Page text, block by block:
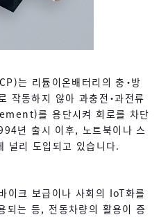
는 리튬이온배터리의 충・방
작동하지 않아 과충전・과전류
를 용단시켜 회로를 차단
년 출시 이후, 노트북이나 스
널리 도입되고 있습니다.
이크 보급이나 사회의 IoT화를
되는 등, 전동차량의 활용이 증